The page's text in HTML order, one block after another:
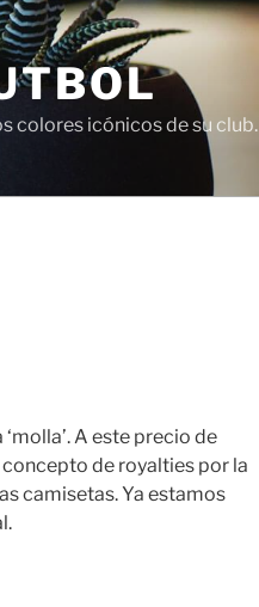
colores icónicos de su club.
A este precio de
concepto de royalties por la
camisetas. Ya estamos